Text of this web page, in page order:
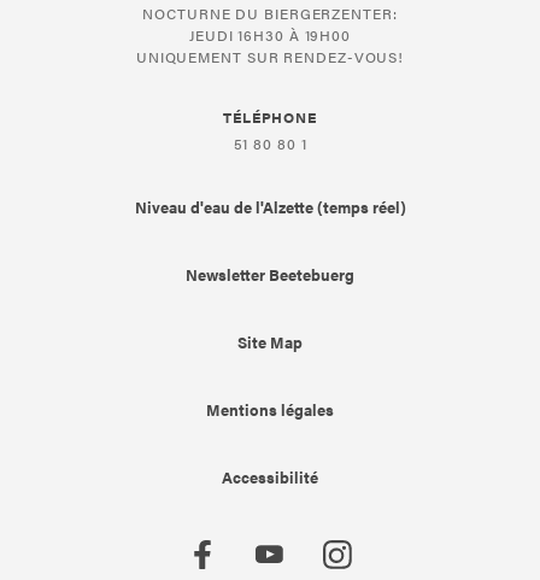
NOCTURNE DU BIERGERZENTER:
JEUDI 16H30 À 19H00
UNIQUEMENT SUR RENDEZ-VOUS!
TÉLÉPHONE
51 80 80 1
Niveau d'eau de l'Alzette (temps réel)
Newsletter Beetebuerg
Site Map
Mentions légales
Accessibilité